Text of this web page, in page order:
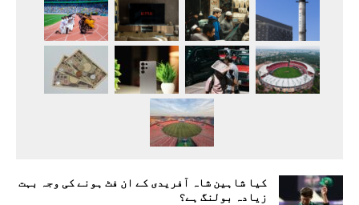
کیا شاہین شاہ آفریدی کے ان فٹ ہونے کی وجہ بہت
زیادہ بولنگ ہے؟